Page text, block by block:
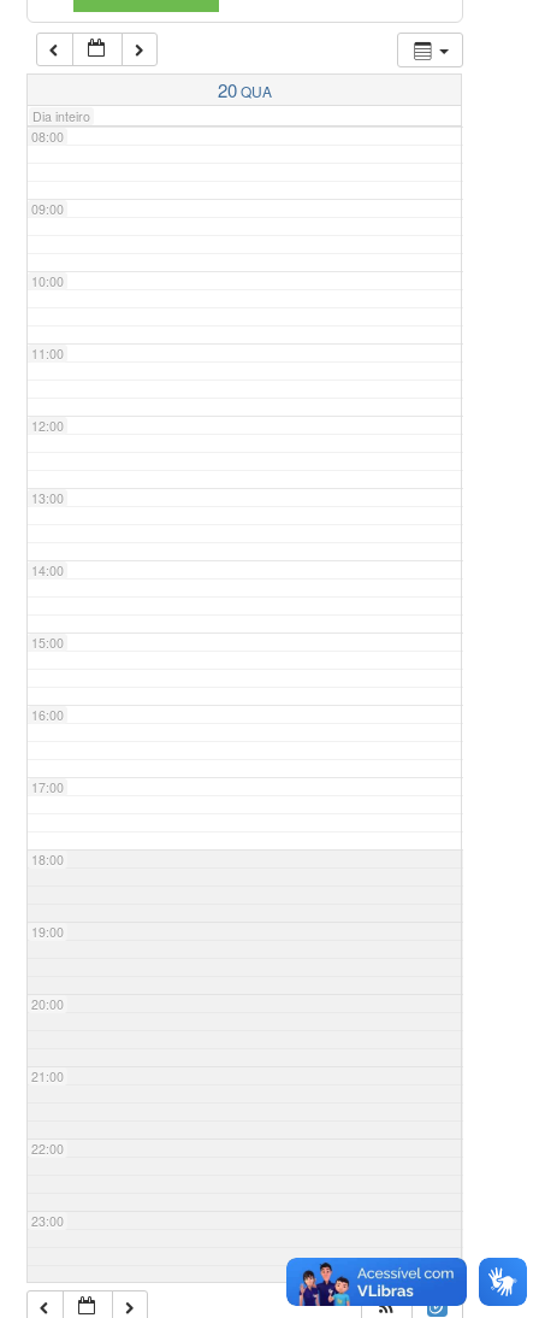
20QUA
Dia inteiro
07:00
08:00
09:00
10:00
11:00
12:00
13:00
14:00
15:00
16:00
17:00
18:00
19:00
20:00
21:00
22:00
23:00